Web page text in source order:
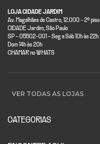
LOJA CIDADE JARDIM
Av. Magalhães de Castro, 12.000 - 2º piso
CIDADE Jardim, São Paulo
SP - 05502-001 - Seg a Sáb 10h às 22h
Dom 14h às 20h
CHAMAR no WHATS
VER TODAS AS LOJAS
CATEGORIAS